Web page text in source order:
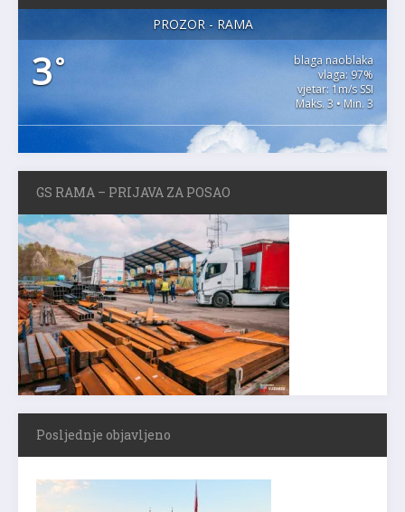
PROZOR - RAMA
3°
blaga naoblaka
vlaga: 97%
vjetar: 1m/s SSI
Maks. 3 • Min. 3
GS RAMA – PRIJAVA ZA POSAO
Posljednje objavljeno